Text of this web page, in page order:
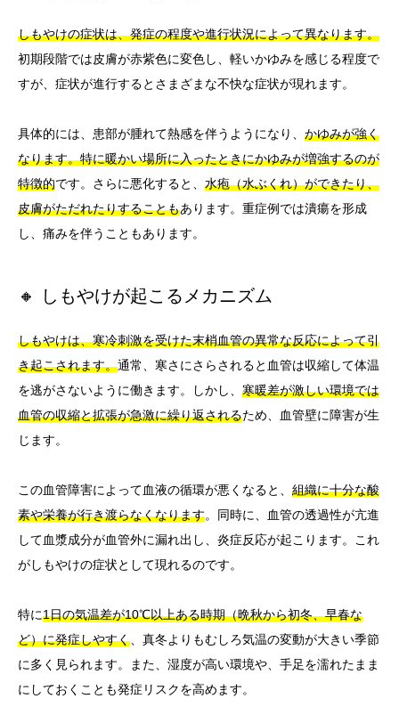
しもやけの症状は、発症の程度や進行状況によって異なります。
初期段階では皮膚が赤紫色に変色し、軽いかゆみを感じる程度で
すが、症状が進行するとさまざまな不快な症状が現れます。
具体的には、患部が腫れて熱感を伴うようになり、 かゆみが強く
なります。特に暖かい場所に入ったときにかゆみが増強するのが
特徴的です。さらに悪化すると、 水疱（水ぶくれ）ができたり、
皮膚がただれたりすることもあります。重症例では潰瘍を形成
し、痛みを伴うこともあります。
🔸 しもやけが起こるメカニズム
しもやけは、寒冷刺激を受けた末梢血管の異常な反応によって引
き起こされます。通常、寒さにさらされると血管は収縮して体温
を逃がさないように働きます。しかし、 寒暖差が激しい環境では
血管の収縮と拡張が急激に繰り返されるため、血管壁に障害が生
じます。
この血管障害によって血液の循環が悪くなると、 組織に十分な酸
素や栄養が行き渡らなくなります。同時に、血管の透過性が亢進
して血漿成分が血管外に漏れ出し、炎症反応が起こります。これ
がしもやけの症状として現れるのです。
特に1日の気温差が10℃以上ある時期（晩秋から初冬、早春な
ど）に発症しやすく 、真冬よりもむしろ気温の変動が大きい季節
に多く見られます。また、湿度が高い環境や、手足を濡れたまま
にしておくことも発症リスクを高めます。